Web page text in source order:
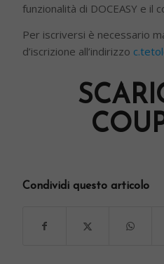
funzionalità di DOCEASY e il
Per iscriversi è necessario
d’iscrizione all’indirizzo
Condividi questo articolo